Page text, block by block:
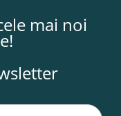
mai noi